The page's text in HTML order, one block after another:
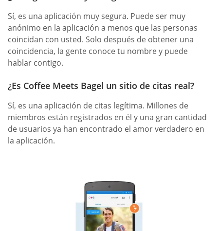
Sí, es una aplicación muy segura. Puede ser muy
anónimo en la aplicación a menos que las personas
coincidan con usted. Solo después de obtener una
coincidencia, la gente conoce tu nombre y puede
hablar contigo.
¿Es Coffee Meets Bagel un sitio de citas real?
Sí, es una aplicación de citas legítima. Millones de
miembros están registrados en él y una gran cantidad
de usuarios ya han encontrado el amor verdadero en
la aplicación.